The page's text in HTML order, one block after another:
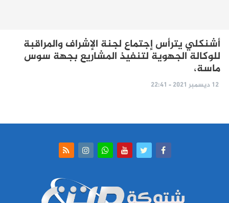
أشنكلي يترأس إجتماع لجنة الإشراف والمراقبة
للوكالة الجهوية لتنفيذ المشاريع بجهة سوس
ماسة،
12 ديسمبر 2021 - 22:41